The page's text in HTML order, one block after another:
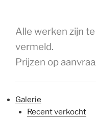
Alle werken zijn
vermeld.
Prijzen op
Galerie
Recent verkocht